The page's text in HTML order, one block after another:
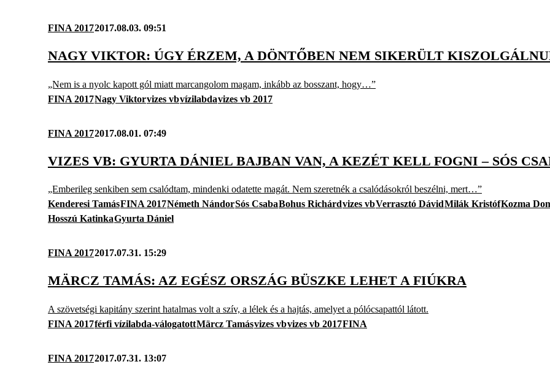
FINA 20172017.08.03. 09:51
NAGY VIKTOR: ÚGY ÉRZEM, A DÖNTŐBEN NEM SIKERÜLT
„Nem is a nyolc kapott gól miatt marcangolom magam, inkább az bosszant, hogy…”
FINA 2017Nagy Viktorvizes vbvízilabdavizes vb 2017
FINA 20172017.08.01. 07:49
VIZES VB: GYURTA DÁNIEL BAJBAN VAN, A KEZÉT KELL FOGNI – SÓS
„Emberileg senkiben sem csalódtam, mindenki odatette magát. Nem szeretnék a csalódásokról beszélni, mert…”
Kenderesi TamásFINA 2017Németh NándorSós CsabaBohus Richárdvizes vbVerrasztó DávidMilák KristófKozma
Hosszú KatinkaGyurta Dániel
FINA 20172017.07.31. 15:29
MÄRCZ TAMÁS: AZ EGÉSZ ORSZÁG BÜSZKE LEHET A FIÚKRA
A szövetségi kapitány szerint hatalmas volt a szív, a lélek és a hajtás, amelyet a pólócsapattól látott.
FINA 2017férfi vízilabda-válogatottMärcz Tamásvizes vbvizes vb 2017FINA
FINA 20172017.07.31. 13:07